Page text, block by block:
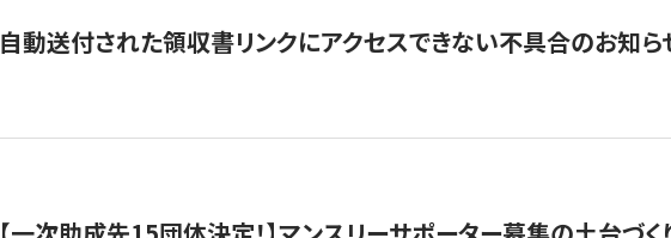
自動送付された領収書リンクにアクセスできない不具合のお知ら